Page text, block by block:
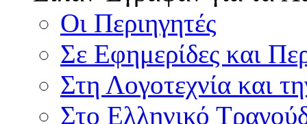
Οι Περιηγητές
Σε Εφημερίδες και
Στη Λογοτεχνία και
Στο Ελληνικό